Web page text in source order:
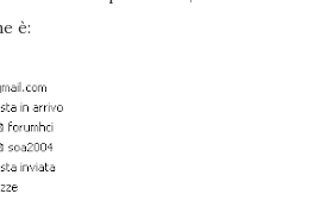
è: